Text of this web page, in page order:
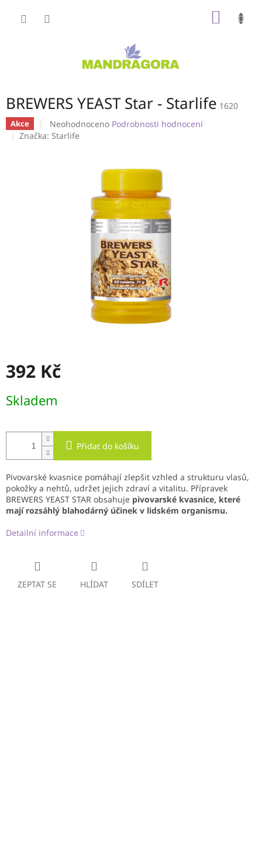
BREWERS YEAST Star - Starlife 1620
Akce
Průměrné
hodnocení
Neohodnoceno Podrobnosti hodnocení
Značka: Starlife
392 Kč
cena:
Skladem
Přidat do košíku
Pivovarské kvasnice pomáhají zlepšit vzhled a strukturu vlasů,
pokožky a nehtů, udržet jejich zdraví a vitalitu. Přípravek
BREWERS YEAST STAR obsahuje pivovarské kvasnice, které
mají rozsáhlý blahodárný účinek v lidském organismu.
Detailní informace
ZEPTAT SE HLÍDAT SDÍLET